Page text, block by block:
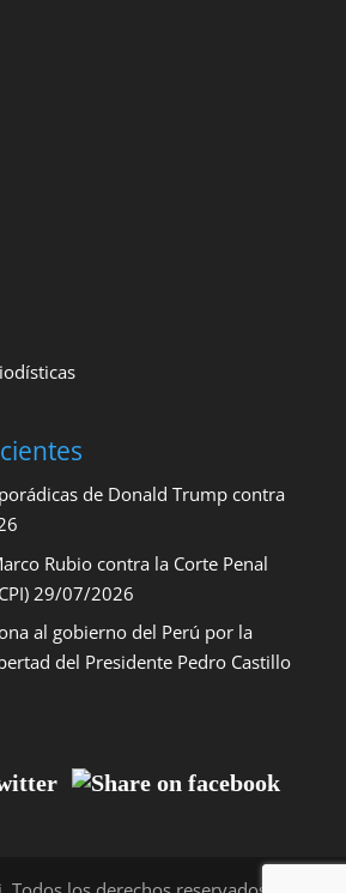
de Donald Trump contra
Rubio contra la Corte Penal
29/07/2026
al gobierno del Perú por la
del Presidente Pedro Castillo